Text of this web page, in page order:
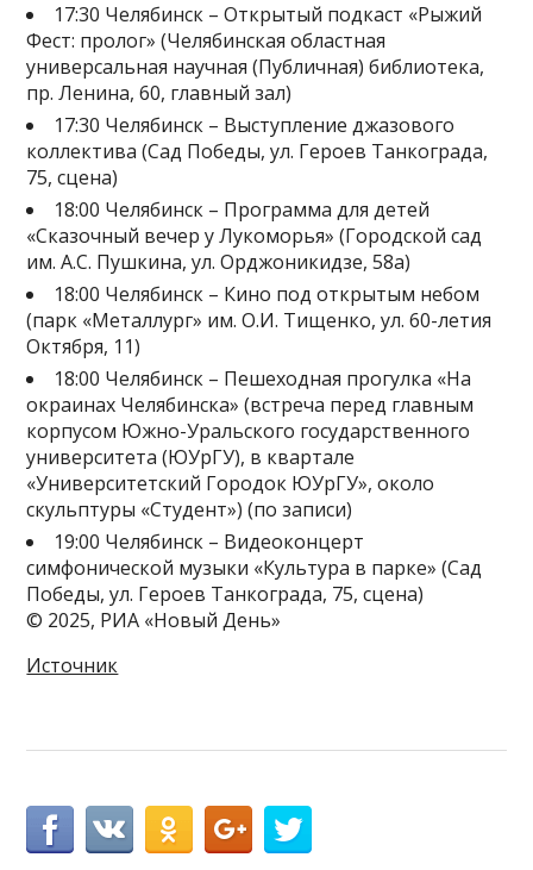
17:30 Челябинск – Открытый подкаст «Рыжий
Фест: пролог» (Челябинская областная
универсальная научная (Публичная) библиотека,
пр. Ленина, 60, главный зал)
17:30 Челябинск – Выступление джазового
коллектива (Сад Победы, ул. Героев Танкограда,
75, сцена)
18:00 Челябинск – Программа для детей
«Сказочный вечер у Лукоморья» (Городской сад
им. А.С. Пушкина, ул. Орджоникидзе, 58а)
18:00 Челябинск – Кино под открытым небом
(парк «Металлург» им. О.И. Тищенко, ул. 60-летия
Октября, 11)
18:00 Челябинск – Пешеходная прогулка «На
окраинах Челябинска» (встреча перед главным
корпусом Южно-Уральского государственного
университета (ЮУрГУ), в квартале
«Университетский Городок ЮУрГУ», около
скульптуры «Студент») (по записи)
19:00 Челябинск – Видеоконцерт
симфонической музыки «Культура в парке» (Сад
Победы, ул. Героев Танкограда, 75, сцена)
© 2025, РИА «Новый День»
Источник